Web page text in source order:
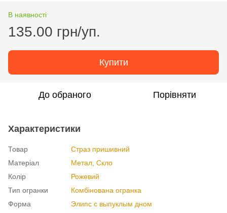
В наявності
135.00 грн/уп.
Купити
До обраного Порівняти
Характеристики
Товар
Страз пришивний
Матеріал
Метал, Cкло
Колір
Рожевий
Тип огранки
Комбінована огранка
Форма
Элипс с выпуклым дном